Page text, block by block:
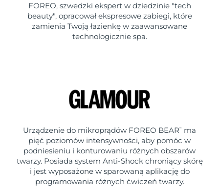
FOREO, szwedzki ekspert w dziedzinie "tech
beauty", opracował ekspresowe zabiegi, które
zamienia Twoją łazienkę w zaawansowane
technologicznie spa.
Urządzenie do mikroprądów FOREO BEAR ™
ma
pięć poziomów intensywności, aby pomóc w
podniesieniu i konturowaniu różnych obszarów
twarzy. Posiada system Anti-Shock chroniący skórę
i jest wyposażone w sparowaną aplikację do
programowania różnych ćwiczeń twarzy.